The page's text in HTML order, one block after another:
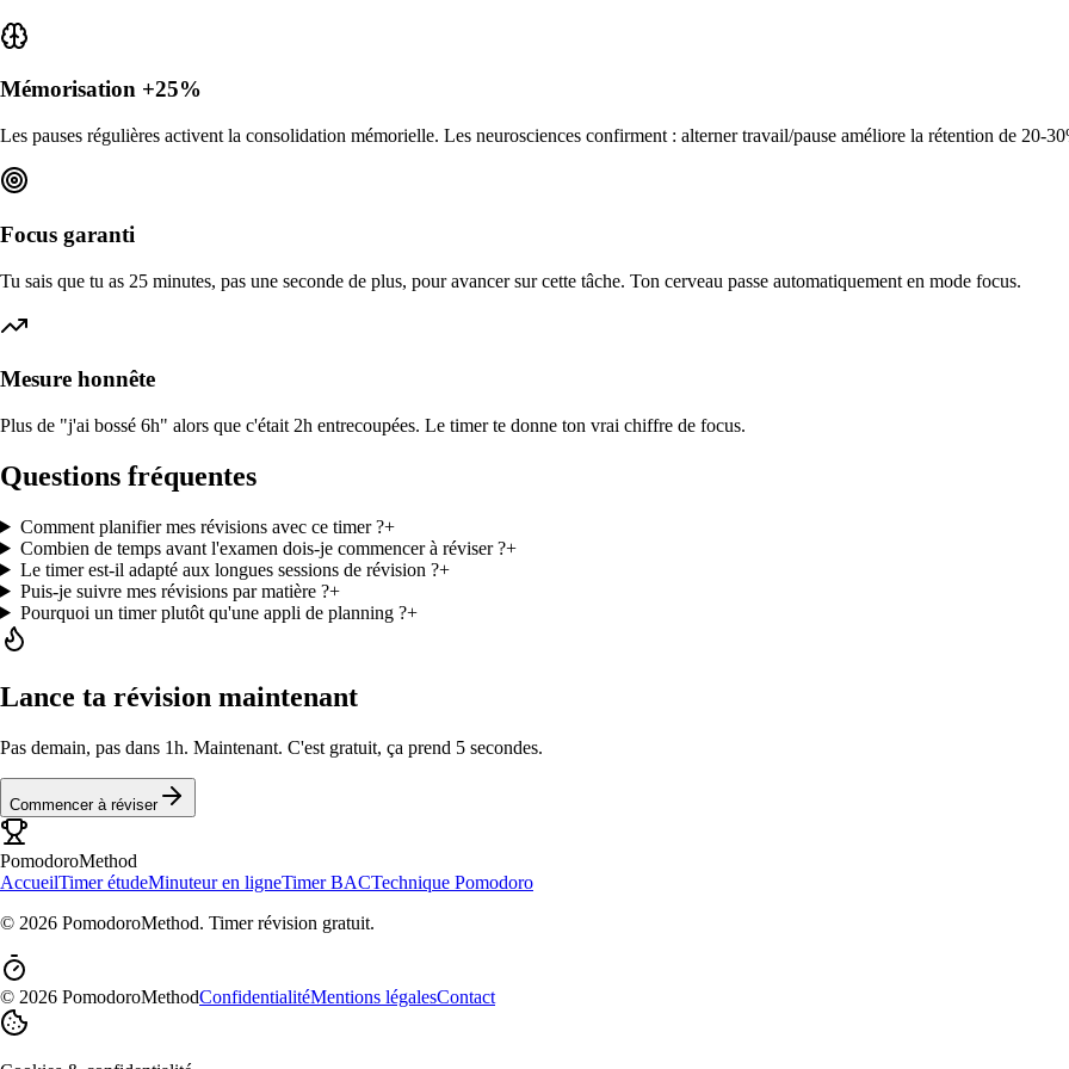
Mémorisation +25%
Les pauses régulières activent la consolidation mémorielle. Les neurosciences confirment : alterner travail/pause améliore la rétention de 20-
Focus garanti
Tu sais que tu as 25 minutes, pas une seconde de plus, pour avancer sur cette tâche. Ton cerveau passe automatiquement en mode focus.
Mesure honnête
Plus de "j'ai bossé 6h" alors que c'était 2h entrecoupées. Le timer te donne ton vrai chiffre de focus.
Questions fréquentes
Comment planifier mes révisions avec ce timer ?+
Combien de temps avant l'examen dois-je commencer à réviser ?+
Le timer est-il adapté aux longues sessions de révision ?+
Puis-je suivre mes révisions par matière ?+
Pourquoi un timer plutôt qu'une appli de planning ?+
Lance ta révision maintenant
Pas demain, pas dans 1h. Maintenant. C'est gratuit, ça prend 5 secondes.
Commencer à réviser
PomodoroMethod
AccueilTimer étudeMinuteur en ligneTimer BACTechnique Pomodoro
© 2026 PomodoroMethod. Timer révision gratuit.
© 2026 PomodoroMethodConfidentialitéMentions légalesContact